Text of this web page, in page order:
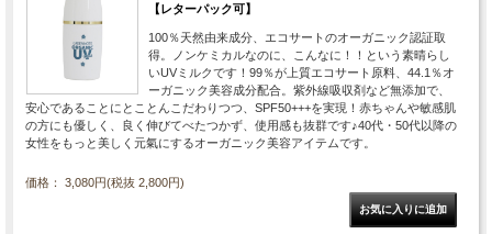
【レターパック可】
100％天然由来成分、エコサートのオーガニック認証取
得。ノンケミカルなのに、こんなに！！という素晴らし
いUVミルクです！99％が上質エコサート原料、44.1％オ
ーガニック美容成分配合。紫外線吸収剤など無添加で、
安心であることにとことんこだわりつつ、SPF50+++を実現！赤ちゃんや敏感肌
の方にも優しく、良く伸びてべたつかず、使用感も抜群です♪40代・50代以降の
女性をもっと美しく元氣にするオーガニック美容アイテムです。
価格： 3,080円(税抜 2,800円)